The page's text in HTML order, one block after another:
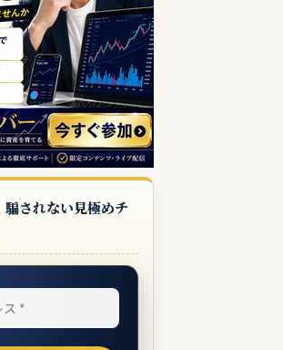
されない見極めチ